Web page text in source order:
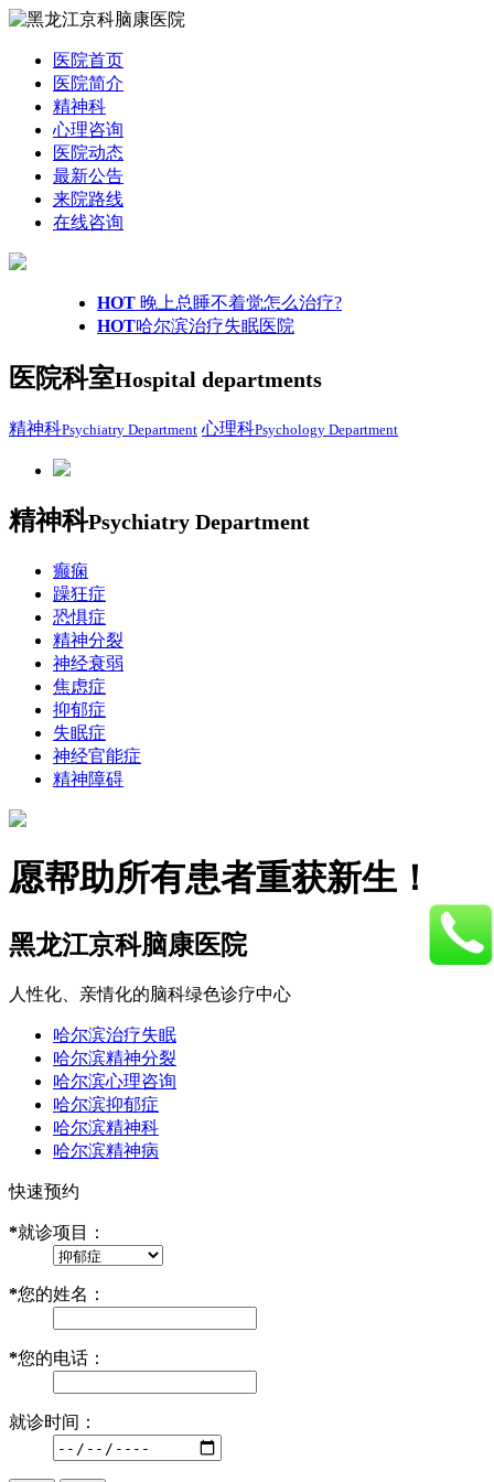
医院首页
医院简介
精神科
心理咨询
医院动态
最新公告
来院路线
在线咨询
HOT 晚上总睡不着觉怎么治疗?
HOT哈尔滨治疗失眠医院
医院科室Hospital departments
精神科Psychiatry Department 心理科Psychology Department
精神科Psychiatry Department
癫痫
躁狂症
恐惧症
精神分裂
神经衰弱
焦虑症
抑郁症
失眠症
神经官能症
精神障碍
愿帮助所有患者重获新生！
黑龙江京科脑康医院
人性化、亲情化的脑科绿色诊疗中心
哈尔滨治疗失眠
哈尔滨精神分裂
哈尔滨心理咨询
哈尔滨抑郁症
哈尔滨精神科
哈尔滨精神病
快速预约
*就诊项目：
*您的姓名：
*您的电话：
就诊时间：